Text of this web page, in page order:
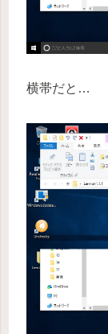
横帯だと…